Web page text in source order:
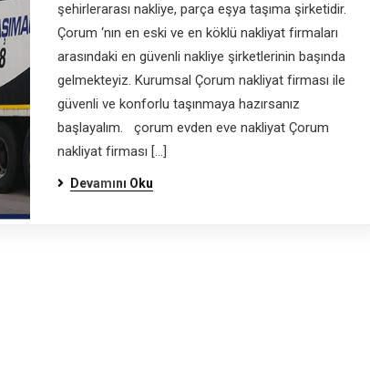
şehirlerarası nakliye, parça eşya taşıma şirketidir.
Çorum ‘nın en eski ve en köklü nakliyat firmaları
arasındaki en güvenli nakliye şirketlerinin başında
gelmekteyiz. Kurumsal Çorum nakliyat firması ile
güvenli ve konforlu taşınmaya hazırsanız
başlayalım. çorum evden eve nakliyat Çorum
nakliyat firması […]
Devamını Oku